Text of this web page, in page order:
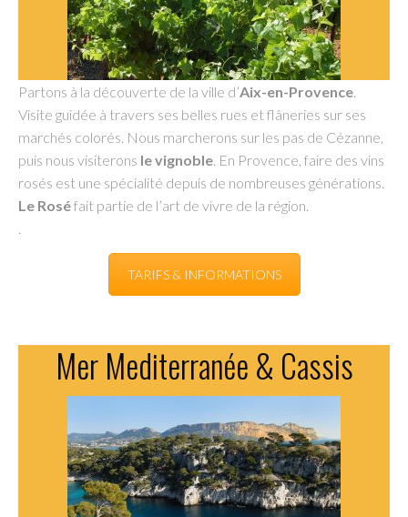
Partons à la découverte de la ville d’Aix-en-Provence.
Visite guidée à travers ses belles rues et flâneries sur ses
marchés colorés. Nous marcherons sur les pas de Cézanne,
puis nous visiterons le vignoble. En Provence, faire des vins
rosés est une spécialité depuis de nombreuses générations.
Le Roséfait partie de l’art de vivre de la région.
.
TARIFS & INFORMATIONS
Mer Mediterranée & Cassis